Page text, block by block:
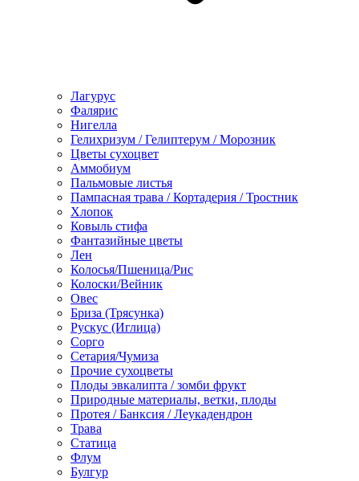
Лагурус
Фалярис
Нигелла
Гелихризум / Гелиптерум / Морозник
Цветы сухоцвет
Аммобиум
Пальмовые листья
Пампасная трава / Кортадерия / Тростник
Хлопок
Ковыль стифа
Фантазийные цветы
Лен
Колосья/Пшеница/Рис
Колоски/Вейник
Овес
Бриза (Трясунка)
Рускус (Иглица)
Сорго
Сетария/Чумиза
Прочие сухоцветы
Плоды эвкалипта / зомби фрукт
Природные материалы, ветки, плоды
Протея / Банксия / Леукадендрон
Трава
Статица
Флум
Булгур